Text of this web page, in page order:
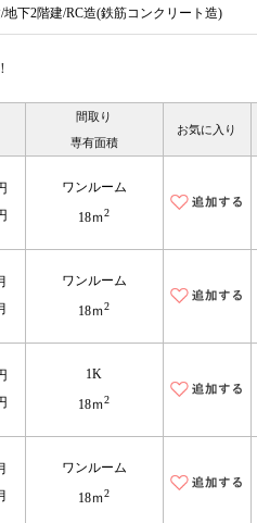
地下2階建/RC造(鉄筋コンクリート造)
間取り
専有面積
お気に入り
ワンルーム
18ｍ2
ワンルーム
18ｍ2
1K
18ｍ2
ワンルーム
18ｍ2